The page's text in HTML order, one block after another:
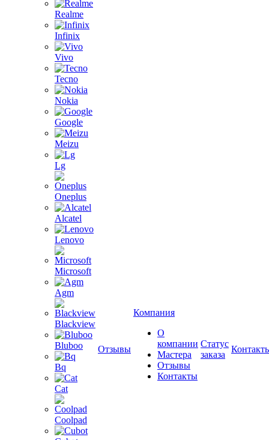
Realme
Infinix
Vivo
Tecno
Nokia
Google
Meizu
Lg
Oneplus
Alcatel
Lenovo
Microsoft
Agm
Blackview
Bluboo
Bq
Cat
Coolpad
Отзывы
Компания
О
компании
Мастера
Отзывы
Контакты
Статус
заказа